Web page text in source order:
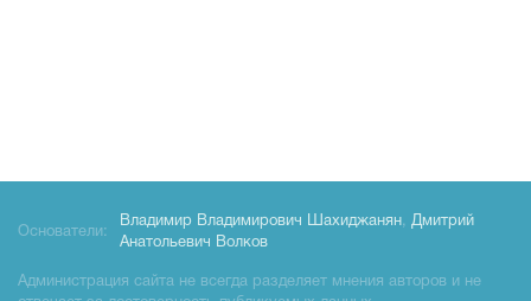
Основатели:
Владимир Владимирович Шахиджанян, Дмитрий
Анатольевич Волков
Администрация сайта не всегда разделяет мнения авторов и не